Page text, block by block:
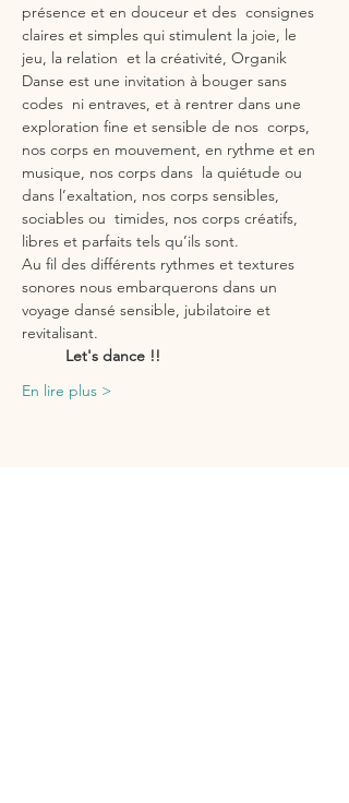
présence et en douceur et des  consignes
claires et simples qui stimulent la joie, le
jeu, la relation  et la créativité, Organik
Danse est une invitation à bouger sans
codes  ni entraves, et à rentrer dans une
exploration fine et sensible de nos  corps,
nos corps en mouvement, en rythme et en
musique, nos corps dans  la quiétude ou
dans l’exaltation, nos corps sensibles,
sociables ou  timides, nos corps créatifs,
libres et parfaits tels qu’ils sont.
Au fil des différents rythmes et textures
sonores nous embarquerons dans un
voyage dansé sensible, jubilatoire et
revitalisant.
Let's dance !!
En lire plus >